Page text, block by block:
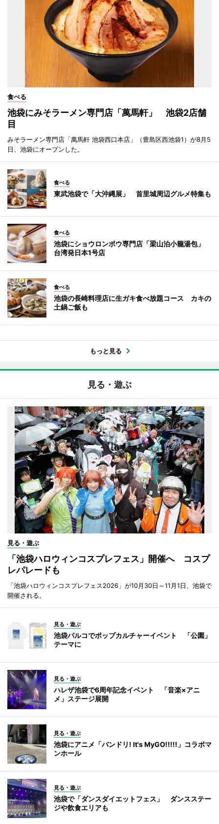
食べる
池袋にみそラーメン専門店「萬馬軒」 池袋2店舗
目
みそラーメン専門店「萬馬軒 池袋西口本店」（豊島区西池袋1）が8月5
日、池袋にオープンした。
食べる
東武池袋で「大沖縄展」 首里城周辺グルメ特集も
食べる
池袋にショウロンポウ専門店「梁山泊小籠湯包」
台湾発日本1号店
食べる
池袋の長崎料理店に生ガキ食べ放題コース カキの
土鍋ご飯も
もっと見る
見る・遊ぶ
見る・遊ぶ
「池袋ハロウィンコスプレフェス」開催へ コスプ
レパレードも
「池袋ハロウィンコスプレフェス2026」が10月30日～11月1日、池袋で
開催される。
見る・遊ぶ
池袋パルコでポップカルチャーイベント 「公園」
テーマに
見る・遊ぶ
ハレザ池袋で6周年記念イベント 「音楽×アニ
メ」ステージ展開
見る・遊ぶ
池袋にアニメ「バンドリ! It's MyGO!!!!!」コラボマ
ンホール
見る・遊ぶ
池袋で「ダンスダイエットフェス」 ダンスステー
ジや飲食エリアも